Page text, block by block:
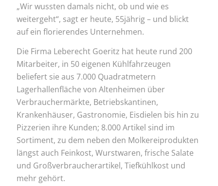
„Wir wussten damals nicht, ob und wie es
weitergeht“, sagt er heute, 55jährig – und blickt
auf ein florierendes Unternehmen.
Die Firma Leberecht Goeritz hat heute rund 200
Mitarbeiter, in 50 eigenen Kühlfahrzeugen
beliefert sie aus 7.000 Quadratmetern
Lagerhallenfläche von Altenheimen über
Verbrauchermärkte, Betriebskantinen,
Krankenhäuser, Gastronomie, Eisdielen bis hin zu
Pizzerien ihre Kunden; 8.000 Artikel sind im
Sortiment, zu dem neben den Molkereiprodukten
längst auch Feinkost, Wurstwaren, frische Salate
und Großverbraucherartikel, Tiefkühlkost und
mehr gehört.